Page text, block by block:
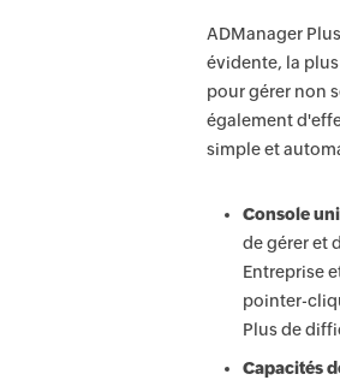
ADManager
évidente, la
pour gérer non
également
simple et
Console
de gérer et
Entreprise
pointer-
Plus de
Capacités